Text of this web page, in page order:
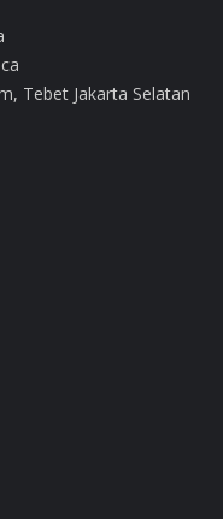
Tebet Jakarta Selatan